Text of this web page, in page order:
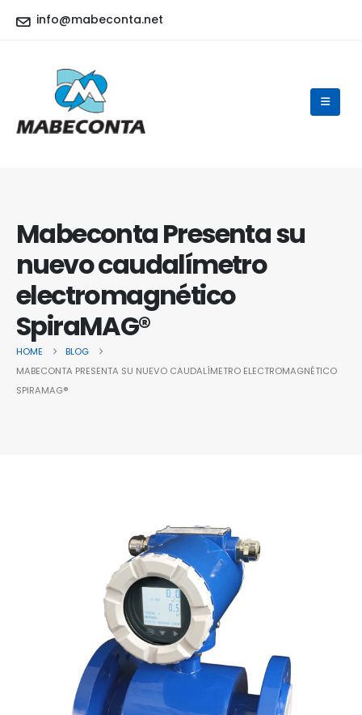
info@mabeconta.net
Mabeconta Presenta su
nuevo caudalímetro
electromagnético
SpiraMAG®
HOME
BLOG
MABECONTA PRESENTA SU NUEVO CAUDALÍMETRO ELECTROMAGNÉTICO
SPIRAMAG®